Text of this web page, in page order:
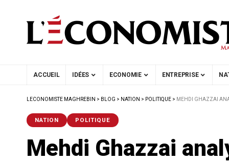
ACCUEIL IDÉES ECONOMIE ENTREPRISE
LECONOMISTE MAGHREBIN > BLOG > NATION > POLITIQUE > MEHDI GHAZZAI
NATION POLITIQUE
Mehdi Ghazzai